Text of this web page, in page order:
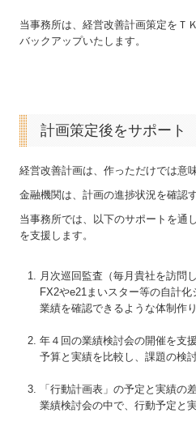
当事務所は、経営改善計画策定をＴ
バックアップいたします。
計画策定後をサポート
経営改善計画は、作っただけでは意
金融機関は、計画の進捗状況を確認
当事務所では、以下のサポートを通
を支援します。
月次巡回監査（毎月貴社を訪問し
FX2やe21まいスター等の自計
業績を確認できるような体制作
年４回の業績検討会の開催を支援
予算と実績を比較し、課題の検
「行動計画表」の予定と実績の
業績検討会の中で、行動予定と